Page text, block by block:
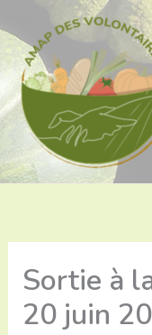
au
contenu
Sortie à
20 juin